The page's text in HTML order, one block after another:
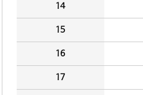
14
15
16
17